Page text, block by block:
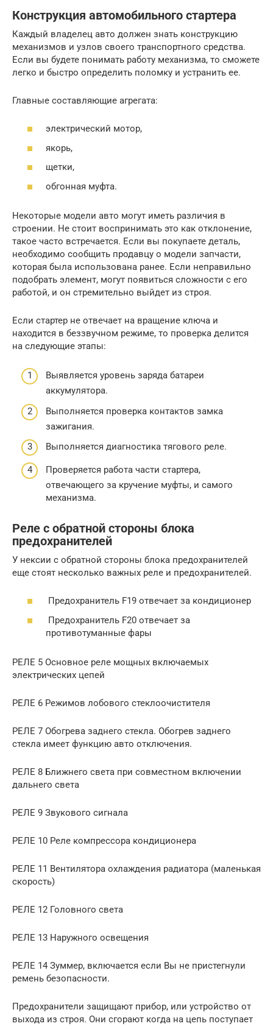
Конструкция автомобильного стартера
Каждый владелец авто должен знать конструкцию
механизмов и узлов своего транспортного средства.
Если вы будете понимать работу механизма, то сможете
легко и быстро определить поломку и устранить ее.
Главные составляющие агрегата:
электрический мотор,
якорь,
щетки,
обгонная муфта.
Некоторые модели авто могут иметь различия в
строении. Не стоит воспринимать это как отклонение,
такое часто встречается. Если вы покупаете деталь,
необходимо сообщить продавцу о модели запчасти,
которая была использована ранее. Если неправильно
подобрать элемент, могут появиться сложности с его
работой, и он стремительно выйдет из строя.
Если стартер не отвечает на вращение ключа и
находится в беззвучном режиме, то проверка делится
на следующие этапы:
Выявляется уровень заряда батареи
аккумулятора.
Выполняется проверка контактов замка
зажигания.
Выполняется диагностика тягового реле.
Проверяется работа части стартера,
отвечающего за кручение муфты, и самого
механизма.
Реле с обратной стороны блока
предохранителей
У нексии с обратной стороны блока предохранителей
еще стоят несколько важных реле и предохранителей.
Предохранитель F19 отвечает за кондиционер
Предохранитель F20 отвечает за
противотуманные фары
РЕЛЕ 5 Основное реле мощных включаемых
электрических цепей
РЕЛЕ 6 Режимов лобового стеклоочистителя
РЕЛЕ 7 Обогрева заднего стекла. Обогрев заднего
стекла имеет функцию авто отключения.
РЕЛЕ 8 Ближнего света при совместном включении
дальнего света
РЕЛЕ 9 Звукового сигнала
РЕЛЕ 10 Реле компрессора кондиционера
РЕЛЕ 11 Вентилятора охлаждения радиатора (маленькая
скорость)
РЕЛЕ 12 Головного света
РЕЛЕ 13 Наружного освещения
РЕЛЕ 14 Зуммер, включается если Вы не пристегнули
ремень безопасности.
Предохранители защищают прибор, или устройство от
выхода из строя. Они сгорают когда на цепь поступает